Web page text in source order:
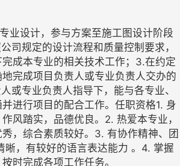
业设计，参与方案至施工图设计阶段
司规定的设计流程和质量控制要求，
成本专业的相关技术工作；3.在约定
完成项目负责人或专业负责人交办的
或专业负责人指导下，能与各专业、
进行项目的配合工作。任职资格1. 身
风踏实，品德优良。2. 热爱本专业，
，综合素质较好。3. 有协作精神、团
晰，有较好的语言表达能力 。4. 掌握
时完成各项工作任务。